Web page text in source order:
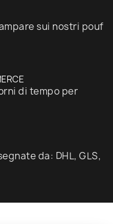
sui nostri pouf
di tempo per
da: DHL, GLS,